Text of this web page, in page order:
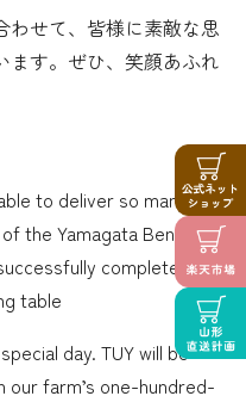
わせて、皆様に素敵な思
ます。ぜひ、笑顔あふれ
to deliver so many
the Yamagata Benio 4L
completed, and
table
day. TUY will be
farm’s one-hundred-